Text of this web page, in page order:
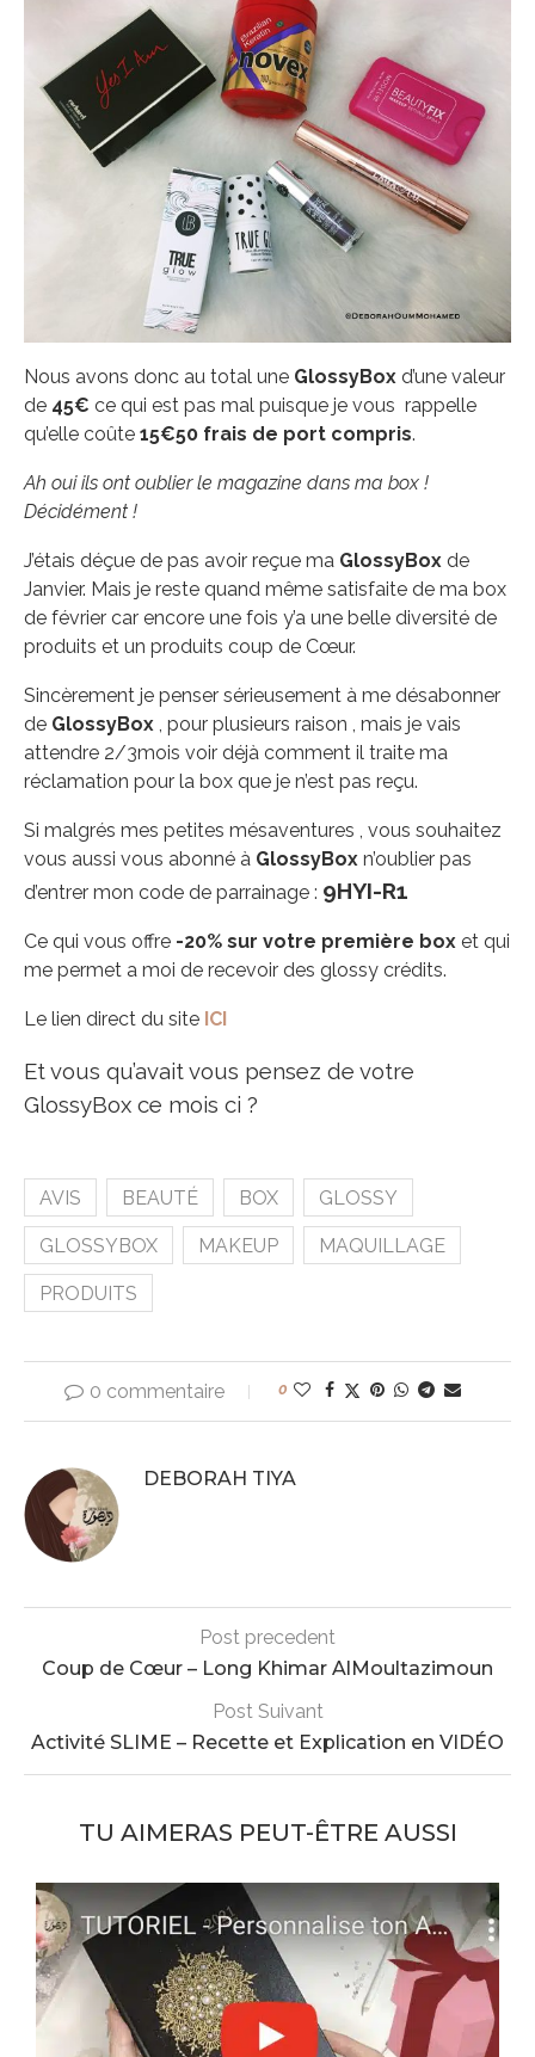
Nous avons donc au total une GlossyBox d’une valeur
de 45€ ce qui est pas mal puisque je vous rappelle
qu’elle coûte 15€50 frais de port compris.
Ah oui ils ont oublier le magazine dans ma box !
Décidément !
J’étais déçue de pas avoir reçue ma GlossyBox de
Janvier. Mais je reste quand même satisfaite de ma box
de février car encore une fois y’a une belle diversité de
produits et un produits coup de Cœur.
Sincèrement je penser sérieusement à me désabonner
de GlossyBox , pour plusieurs raison , mais je vais
attendre 2/3mois voir déjà comment il traite ma
réclamation pour la box que je n’est pas reçu.
Si malgrés mes petites mésaventures , vous souhaitez
vous aussi vous abonné à GlossyBox n’oublier pas
d’entrer mon code de parrainage : 9HYI-R1
Ce qui vous offre -20% sur votre première box et qui
me permet a moi de recevoir des glossy crédits.
Le lien direct du site ICI
Et vous qu’avait vous pensez de votre
GlossyBox ce mois ci ?
AVIS BEAUTÉ BOX GLOSSY
GLOSSYBOX MAKEUP MAQUILLAGE
PRODUITS
0 commentaire 0
DEBORAH TIYA
Post precedent
Coup de Cœur – Long Khimar AlMoultazimoun
Post Suivant
Activité SLIME – Recette et Explication en VIDÉO
TU AIMERAS PEUT-ÊTRE AUSSI